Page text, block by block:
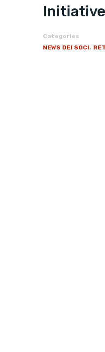
Categories
NEWS DEI SOCI,